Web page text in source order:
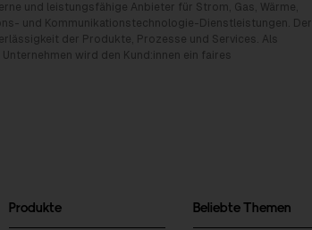
und leistungsfähige Anbieter für Strom, Gas, Wärme,
und Kommunikationstechnologie-Dienstleistungen. Der
der Produkte, Prozesse und Services. Als
wird den Kund:innen ein faires
Produkte Beliebte Themen